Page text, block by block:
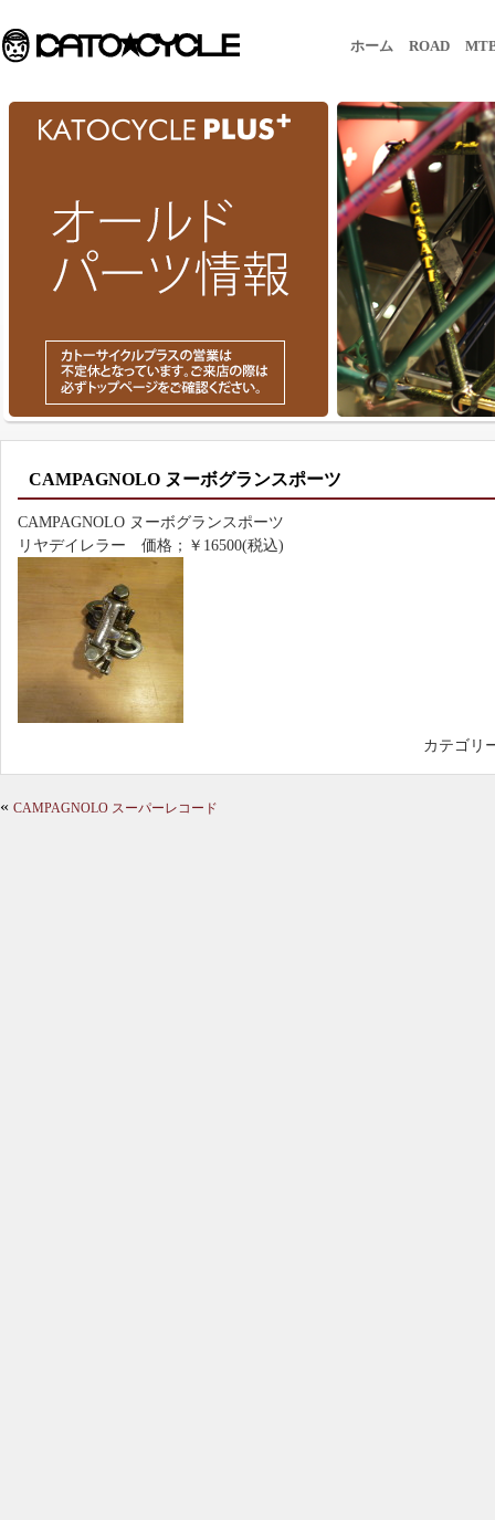
ホーム ROAD
CAMPAGNOLO ヌーボグランスポーツ
CAMPAGNOLO ヌーボグランスポーツ
リヤデイレラー 価格；￥16500(税込)
カテゴリ
« CAMPAGNOLO スーパーレコード